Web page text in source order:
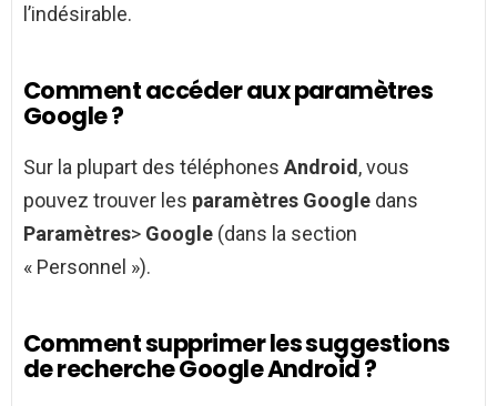
l’indésirable.
Comment accéder aux paramètres
Google ?
Sur la plupart des téléphones Android , vous
pouvez trouver les paramètres Google dans
Paramètres> Google (dans la section
« Personnel »).
Comment supprimer les suggestions
de recherche Google Android ?